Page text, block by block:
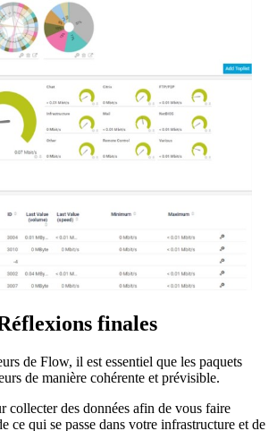
finales
de Flow, il est essentiel que les paquets
de manière cohérente et prévisible.
collecter des données afin de vous faire
ce qui se passe dans votre infrastructure et de